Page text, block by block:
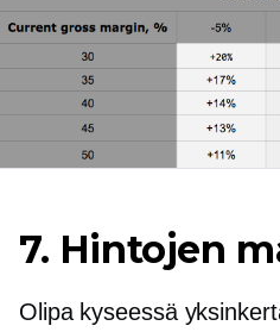
7. Hintojen
Olipa kyseessä